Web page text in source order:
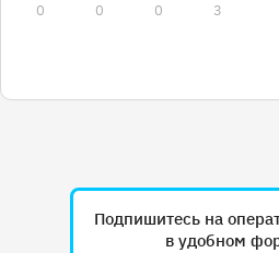
0 0 0 3
Подпишитесь на
в удобном